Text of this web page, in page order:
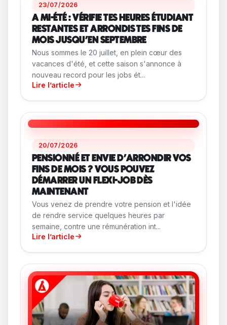
23/07/2026
A MI-ÉTÉ : VÉRIFIE TES HEURES ÉTUDIANT
RESTANTES ET ARRONDIS TES FINS DE
MOIS JUSQU'EN SEPTEMBRE
Nous sommes le 20 juillet, en plein cœur des
vacances d'été, et cette saison s'annonce à
nouveau record pour les jobs ét...
Lire l’article
20/07/2026
PENSIONNÉ ET ENVIE D'ARRONDIR VOS
FINS DE MOIS ? VOUS POUVEZ
DÉMARRER UN FLEXI-JOB DÈS
MAINTENANT
Vous venez de prendre votre pension et l'idée
de rendre service quelques heures par
semaine, contre une rémunération int...
Lire l’article